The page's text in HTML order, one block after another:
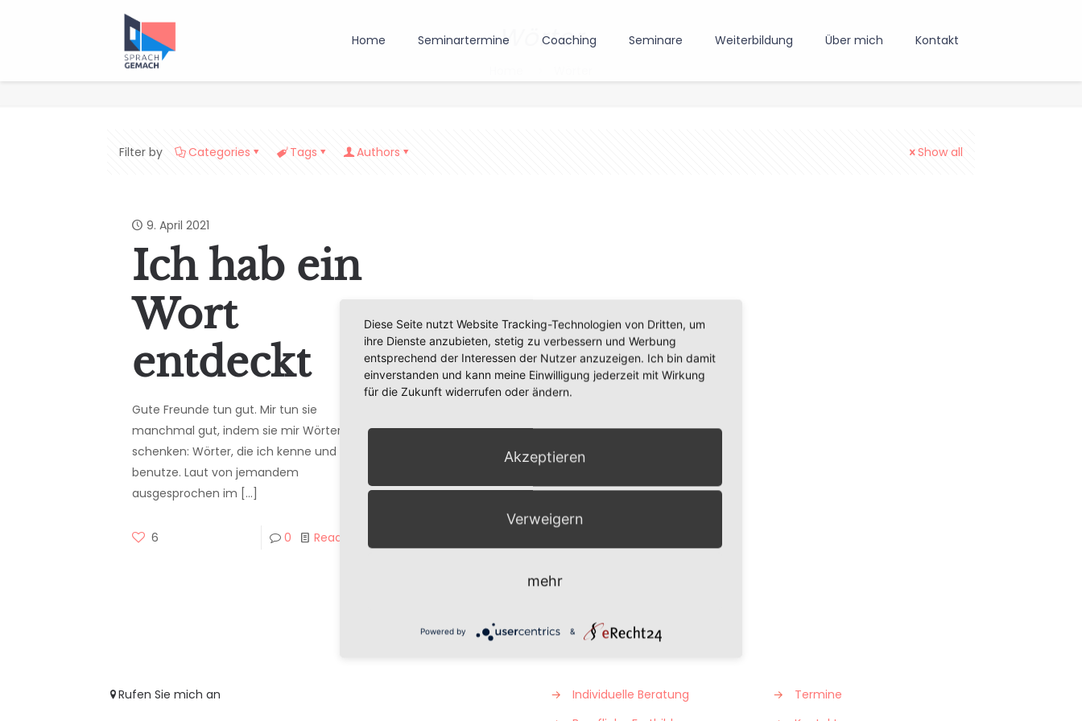
Home Seminartermine Coaching Seminare Weiterbildung Über mich Kontakt
Wörter
Filter by Categories Tags Authors Show all
9. April 2021
Ich hab ein
Wort
entdeckt
Gute Freunde tun gut. Mir tun sie
manchmal gut, indem sie mir Wörter
schenken: Wörter, die ich kenne und nicht
benutze. Laut von jemandem
ausgesprochen im […]
6 0 Read more
Rufen Sie mich an →
Individuelle Beratung
→
Termine
Diese Seite nutzt Website Tracking-Technologien von Dritten, um
ihre Dienste anzubieten, stetig zu verbessern und Werbung
entsprechend der Interessen der Nutzer anzuzeigen. Ich bin damit
einverstanden und kann meine Einwilligung jederzeit mit Wirkung
für die Zukunft widerrufen oder ändern.
Akzeptieren
Verweigern
mehr
Powered by &